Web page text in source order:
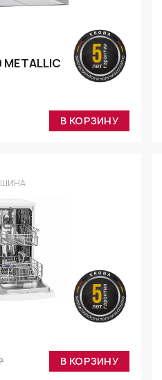
METALLIC
В КОРЗИНУ
В КОРЗИНУ